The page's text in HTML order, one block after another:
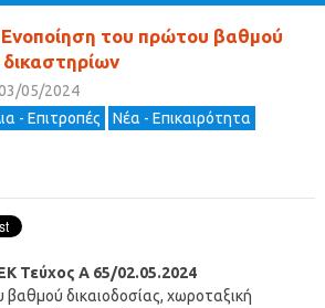
του πρώτου βαθμού
05/2024
- Επιτροπές
Νέα - Επικαιρότητα
Τεύχος Α 65/02.05.2024
δικαιοδοσίας, χωροταξική